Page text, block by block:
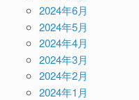
2024年6月
2024年5月
2024年4月
2024年3月
2024年2月
2024年1月